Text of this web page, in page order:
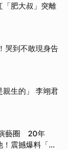
「肥大叔」突離
哭到不敢現身告
親生的」 李翊君
藝圈 20年
！震撼爆料「恐